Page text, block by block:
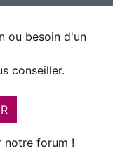
ou besoin d'un
conseiller.
notre forum !